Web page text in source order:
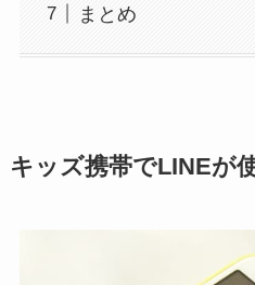
まとめ
キッズ携帯でLINEが